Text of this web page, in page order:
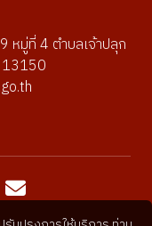
หมู่ที่ 4 ตำบลเจ้าปลุก
13150